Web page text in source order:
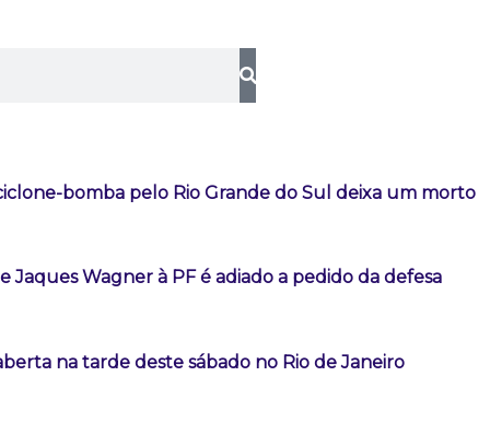
bomba pelo Rio Grande do Sul deixa um morto
Jaques Wagner à PF é adiado a pedido da defesa
na tarde deste sábado no Rio de Janeiro